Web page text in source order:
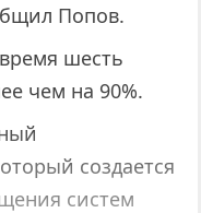
Попов.
шесть
чем на 90%.
создается
систем